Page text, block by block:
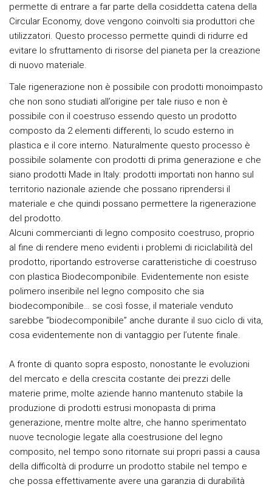
permette di entrare a far parte della cosiddetta catena della
Circular Economy, dove vengono coinvolti sia produttori che
utilizzatori. Questo processo permette quindi di ridurre ed
evitare lo sfruttamento di risorse del pianeta per la creazione
di nuovo materiale.
Tale rigenerazione non è possibile con prodotti monoimpasto
che non sono studiati all’origine per tale riuso e non è
possibile con il coestruso essendo questo un prodotto
composto da 2 elementi differenti, lo scudo esterno in
plastica e il core interno. Naturalmente questo processo è
possibile solamente con prodotti di prima generazione e che
siano prodotti Made in Italy: prodotti importati non hanno sul
territorio nazionale aziende che possano riprendersi il
materiale e che quindi possano permettere la rigenerazione
del prodotto.
Alcuni commercianti di legno composito coestruso, proprio
al fine di rendere meno evidenti i problemi di riciclabilità del
prodotto, riportando estroverse caratteristiche di coestruso
con plastica Biodecomponibile. Evidentemente non esiste
polimero inseribile nel legno composito che sia
biodecomponibile… se così fosse, il materiale venduto
sarebbe “biodecomponibile” anche durante il suo ciclo di vita,
cosa evidentemente non di vantaggio per l’utente finale.
A fronte di quanto sopra esposto, nonostante le evoluzioni
del mercato e della crescita costante dei prezzi delle
materie prime, molte aziende hanno mantenuto stabile la
produzione di prodotti estrusi monopasta di prima
generazione, mentre molte altre, che hanno sperimentato
nuove tecnologie legate alla coestrusione del legno
composito, nel tempo sono ritornate sui propri passi a causa
della difficoltà di produrre un prodotto stabile nel tempo e
che possa effettivamente avere una garanzia di durabilità